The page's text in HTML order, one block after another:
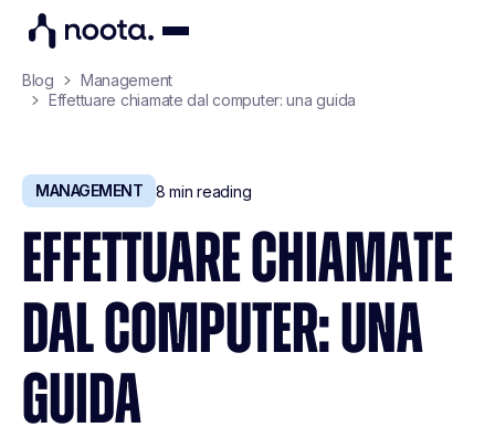
Blog
Management
Effettuare chiamate dal computer: una guida
MANAGEMENT 8 min reading
EFFETTUARE CHIAMATE
DAL COMPUTER: UNA
GUIDA